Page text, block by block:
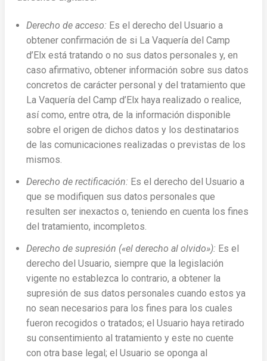
Derecho de acceso: Es el derecho del Usuario a
obtener confirmación de si La Vaquería del Camp
d’Elx está tratando o no sus datos personales y, en
caso afirmativo, obtener información sobre sus datos
concretos de carácter personal y del tratamiento que
La Vaquería del Camp d’Elx haya realizado o realice,
así como, entre otra, de la información disponible
sobre el origen de dichos datos y los destinatarios
de las comunicaciones realizadas o previstas de los
mismos.
Derecho de rectificación: Es el derecho del Usuario a
que se modifiquen sus datos personales que
resulten ser inexactos o, teniendo en cuenta los fines
del tratamiento, incompletos.
Derecho de supresión («el derecho al olvido»): Es el
derecho del Usuario, siempre que la legislación
vigente no establezca lo contrario, a obtener la
supresión de sus datos personales cuando estos ya
no sean necesarios para los fines para los cuales
fueron recogidos o tratados; el Usuario haya retirado
su consentimiento al tratamiento y este no cuente
con otra base legal; el Usuario se oponga al